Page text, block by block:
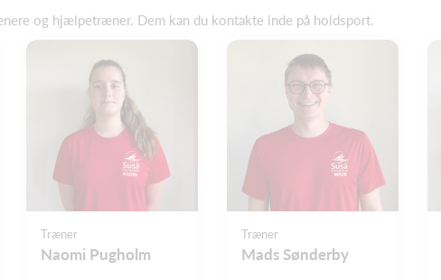
og hjælpetræner. Dem kan du kontakte inde på holdsport.
Træner
Naomi Pugholm
Træner
Mads Sønderby